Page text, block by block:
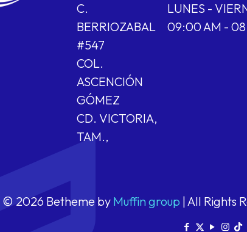
C.
BERRIOZABAL
#547
COL.
ASCENCIÓN
GÓMEZ
CD. VICTORIA,
TAM.,
LUNES -
09:00 AM -
© 2026 Betheme by Muffin group | All Rights